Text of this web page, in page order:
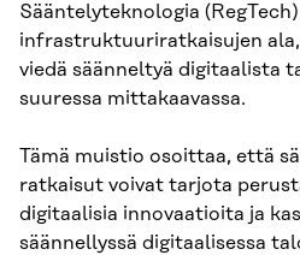
Sääntelyteknologia
infrastruktuuriratkaisujen
viedä säänneltyä digitaalista
suuressa mittakaavassa.
Tämä muistio osoittaa, että
ratkaisut voivat tarjota
digitaalisia innovaatioita ja
säännellyssä digitaalisessa